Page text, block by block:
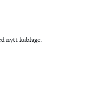
nytt kablage.